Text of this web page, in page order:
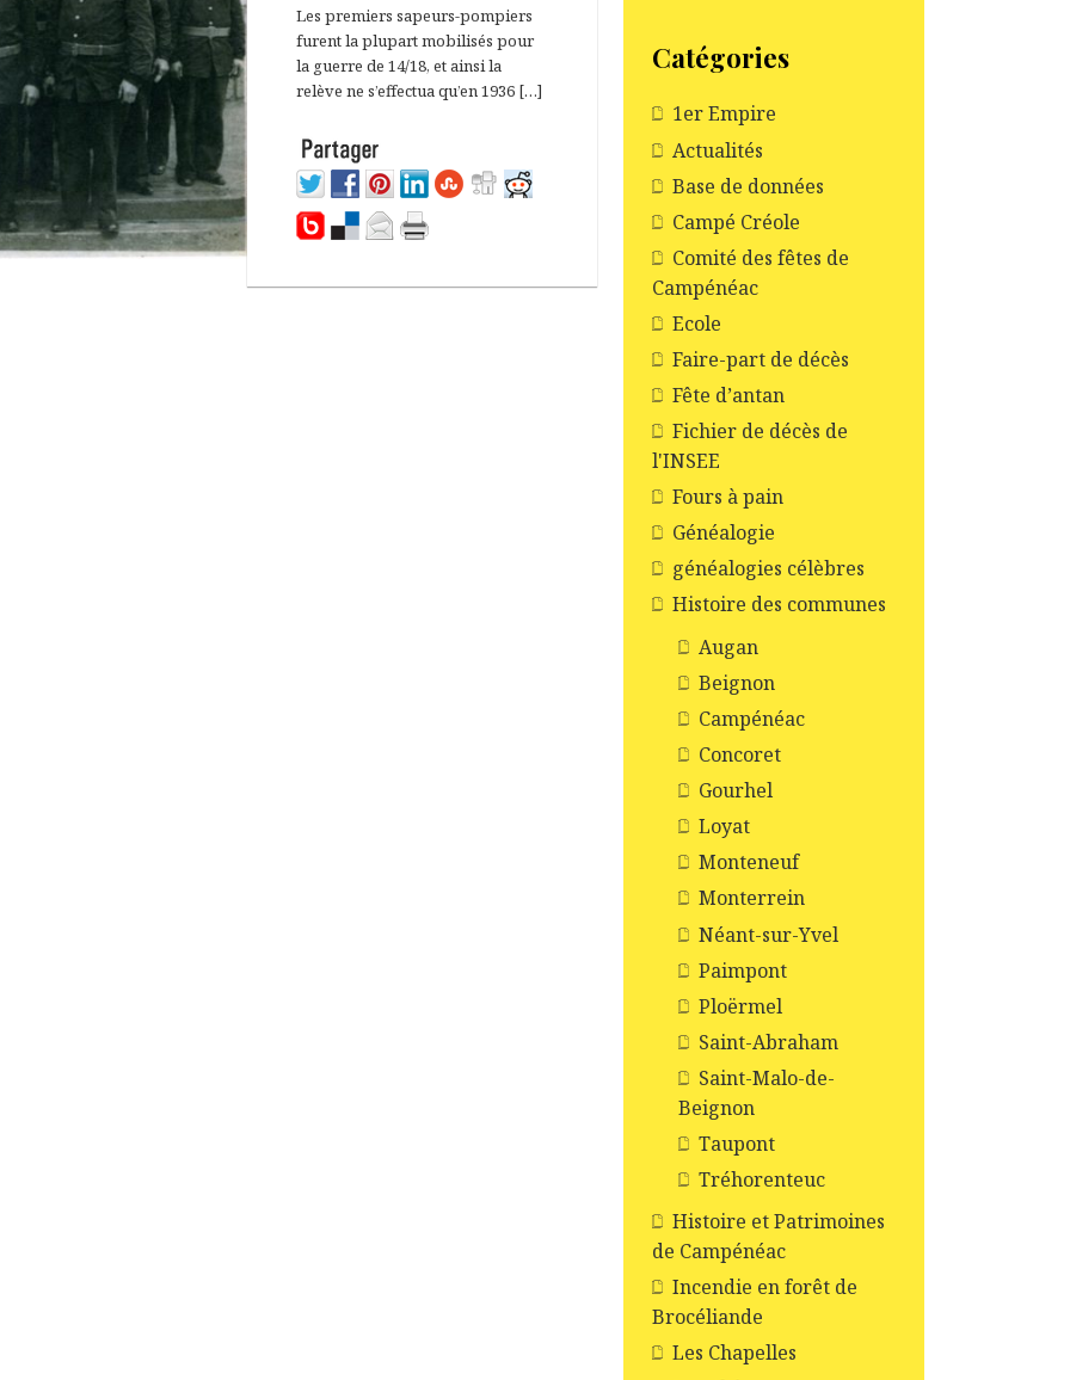
Les premiers sapeurs-pompiers
furent la plupart mobilisés pour
la guerre de 14/18, et ainsi la
relève ne s’effectua qu’en 1936 […]
Catégories
1er Empire
Actualités
Base de données
Campé Créole
Comité des fêtes de
Campénéac
Ecole
Faire-part de décès
Fête d’antan
Fichier de décès de
l'INSEE
Fours à pain
Généalogie
généalogies célèbres
Histoire des communes
Augan
Beignon
Campénéac
Concoret
Gourhel
Loyat
Monteneuf
Monterrein
Néant-sur-Yvel
Paimpont
Ploërmel
Saint-Abraham
Saint-Malo-de-
Beignon
Taupont
Tréhorenteuc
Histoire et Patrimoines
de Campénéac
Incendie en forêt de
Brocéliande
Les Chapelles